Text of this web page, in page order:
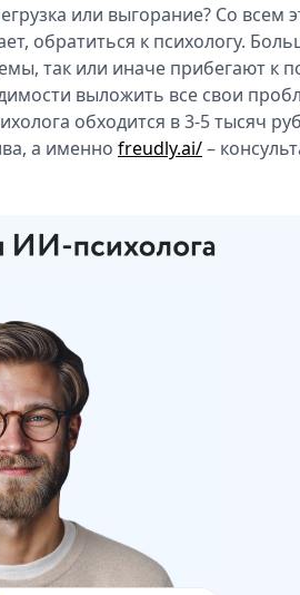
или выгорание? Со всем
обратиться к психологу.
так или иначе прибегают к
выложить все свои
обходится в 3-5 тысяч
а именно freudly.ai/–